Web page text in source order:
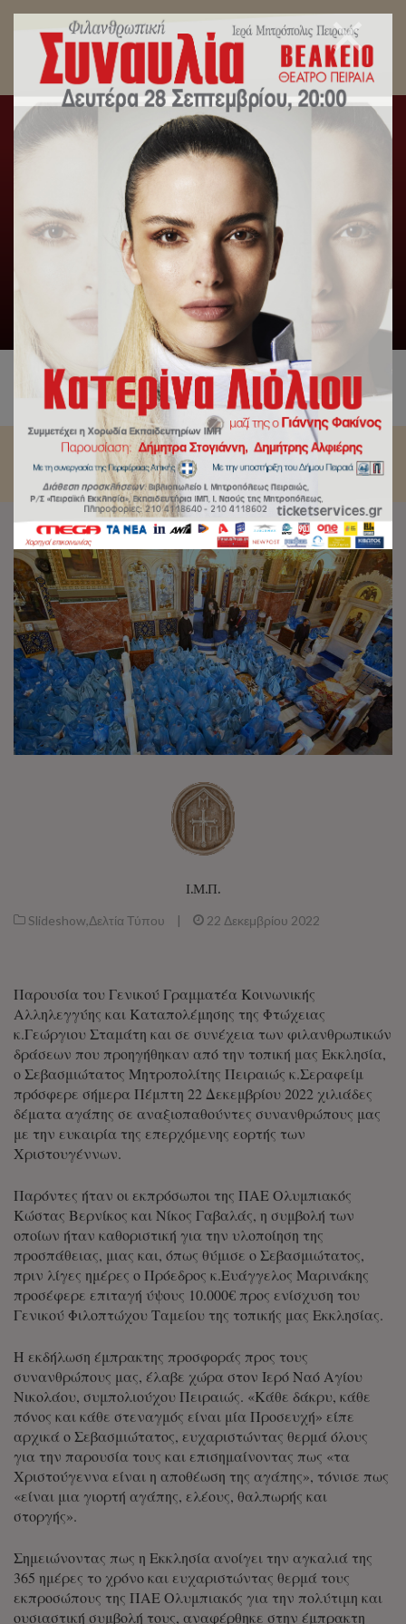
Χιλιάδες Δέματα Αγάπης από την Ιερά
Μητρόπολη Πειραιώς σε άπορες οικογένειες.
Αρχική Slideshow,Δελτία Τύπου / Χιλιάδες Δέματα
Αγάπης από την Ιερά Μητρόπολη Πειραιώς σε άπορες
οικογένειες.
Ι.Μ.Π.
Slideshow,Δελτία Τύπου | 22 Δεκεμβρίου 2022
Παρουσία του Γενικού Γραμματέα Κοινωνικής
Αλληλεγγύης και Καταπολέμησης της Φτώχειας
κ.Γεώργιου Σταμάτη και σε συνέχεια των φιλανθρωπικών
δράσεων που προηγήθηκαν από την τοπική μας Εκκλησία,
ο Σεβασμιώτατος Μητροπολίτης Πειραιώς κ.Σεραφείμ
πρόσφερε σήμερα Πέμπτη 22 Δεκεμβρίου 2022 χιλιάδες
δέματα αγάπης σε αναξιοπαθούντες συνανθρώπους μας
με την ευκαιρία της επερχόμενης εορτής των
Χριστουγέννων.
Παρόντες ήταν οι εκπρόσωποι της ΠΑΕ Ολυμπιακός
Κώστας Βερνίκος και Νίκος Γαβαλάς, η συμβολή των
οποίων ήταν καθοριστική για την υλοποίηση της
προσπάθειας, μιας και, όπως θύμισε ο Σεβασμιώτατος,
πριν λίγες ημέρες ο Πρόεδρος κ.Ευάγγελος Μαρινάκης
προσέφερε επιταγή ύψους 10.000€ προς ενίσχυση του
Γενικού Φιλοπτώχου Ταμείου της τοπικής μας Εκκλησίας.
Η εκδήλωση έμπρακτης προσφοράς προς τους
συνανθρώπους μας, έλαβε χώρα στον Ιερό Ναό Αγίου
Νικολάου, συμπολιούχου Πειραιώς. «Κάθε δάκρυ, κάθε
πόνος και κάθε στεναγμός είναι μία Προσευχή» είπε
αρχικά ο Σεβασμιώτατος, ευχαριστώντας θερμά όλους
για την παρουσία τους και επισημαίνοντας πως «τα
Χριστούγεννα είναι η αποθέωση της αγάπης», τόνισε πως
«είναι μια γιορτή αγάπης, ελέους, θαλπωρής και
στοργής».
Σημειώνοντας πως η Εκκλησία ανοίγει την αγκαλιά της
365 ημέρες το χρόνο και ευχαριστώντας θερμά τους
εκπροσώπους της ΠΑΕ Ολυμπιακός για την πολύτιμη και
ουσιαστική συμβολή τους, αναφέρθηκε στην έμπρακτη